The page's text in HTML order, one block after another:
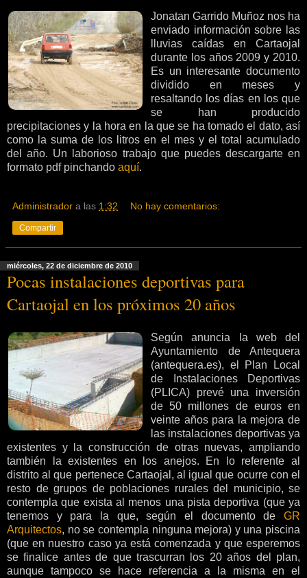
Jonatan Garrido Muñoz nos ha
enviado información sobre las
lluvias caídas en Cartaojal
durante los años 2009 y 2010.
Es un interesante documento
dividido en meses y
resaltando los días en los que
se han producido
precipitaciones y la hora en la que se ha tomado el dato, así
como la suma de los litros en el mes y el total acumulado
del año. Un laborioso trabajo que puedes descargarte en
formato pdf pinchando aquí.
Administrador a las 1:32 No hay comentarios:
Compartir
miércoles, 22 de diciembre de 2010
Pocas instalaciones deportivas para
Cartaojal en los próximos 20 años
Según anuncia la web del
Ayuntamiento de Antequera
(antequera.es), el Plan Local
de Instalaciones Deportivas
(PLICA) prevé una inversión
de 50 millones de euros en
veinte años para la mejora de
las instalaciones deportivas ya
existentes y la construcción de otras nuevas, ampliando
también la existentes en los anejos. En lo referente al
distrito al que pertenece Cartaojal, al igual que ocurre con el
resto de grupos de poblaciones rurales del municipio, se
contempla que exista al menos una pista deportiva (que ya
tenemos y para la que, según el documento de GR
Arquitectos, no se contempla ninguna mejora) y una piscina
(que en nuestro caso ya está comenzada y que esperemos
se finalice antes de que trascurran los 20 años del plan,
aunque tampoco se hace referencia a la misma en el